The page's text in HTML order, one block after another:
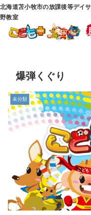
北海道苫小牧市の放課後等デイ
野教室
爆弾くぐり
未分類